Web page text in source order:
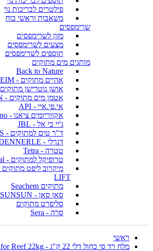
פילטרים לבריכות נוי
משאבות וראשי כוח
שרימפסים
מזון לשרימפסים
מצעים לשרימפסים
תוספים לשרימפסים
מותגים מים מתוקים
Back to Nature
אהיים מתוקים - EHEIM
אושן נוטרישן מתוקים
אטמן מים מתוקים - ATMAN
אי.פי.איי - API
אקווריומים ציאנו - Ciano
ג'יי בי אל - JBL
ד"ר טים למתוקים - DR. TIM'S
דנרלי - DENNERLE
טטרה - Tetra
טרופיקל למתוקים - Tropical
LIFT
מתוקים Seachem
סאן סאן - SUNSUN
סליפרט מתוקים
סרה - Sera
ראשי
מלח רד סי כחול דלי 22 ק"ג - Red Sea salt for Reef 22kg